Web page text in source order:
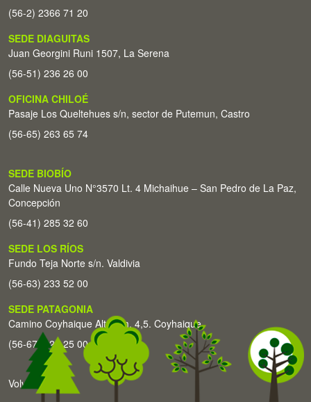
(56-2) 2366 71 20
SEDE DIAGUITAS
Juan Georgini Runi 1507, La Serena
(56-51) 236 26 00
OFICINA CHILOÉ
Pasaje Los Queltehues s/n, sector de Putemun, Castro
(56-65) 263 65 74
SEDE BIOBÍO
Calle Nueva Uno N°3570 Lt. 4 Michaihue – San Pedro de La Paz,
Concepción
(56-41) 285 32 60
SEDE LOS RÍOS
Fundo Teja Norte s/n. Valdivia
(56-63) 233 52 00
SEDE PATAGONIA
Camino Coyhaique Alto Km. 4,5. Coyhaique
(56-67) 226 25 00
Volver arriba